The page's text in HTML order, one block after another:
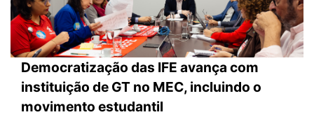
Democratização das IFE avança com
instituição de GT no MEC, incluindo o
movimento estudantil